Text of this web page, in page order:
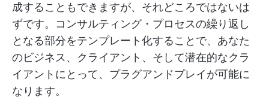
成することもできますが、それどころではないは
ずです。コンサルティング・プロセスの繰り返し
となる部分をテンプレート化することで、あなた
のビジネス、クライアント、そして潜在的なクラ
イアントにとって、プラグアンドプレイが可能に
なります。